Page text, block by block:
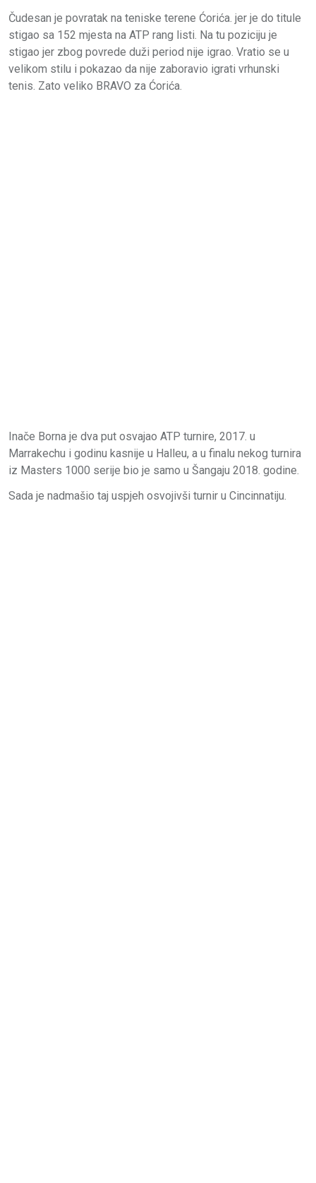
Čudesan je povratak na teniske terene Ćorića. jer je do titule
stigao sa 152 mjesta na ATP rang listi. Na tu poziciju je
stigao jer zbog povrede duži period nije igrao. Vratio se u
velikom stilu i pokazao da nije zaboravio igrati vrhunski
tenis. Zato veliko BRAVO za Ćorića.
Inače Borna je dva put osvajao ATP turnire, 2017. u
Marrakechu i godinu kasnije u Halleu, a u finalu nekog turnira
iz Masters 1000 serije bio je samo u Šangaju 2018. godine.
Sada je nadmašio taj uspjeh osvojivši turnir u Cincinnatiju.